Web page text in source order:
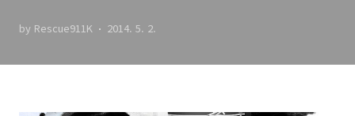
by Rescue911K 2014. 5. 2.